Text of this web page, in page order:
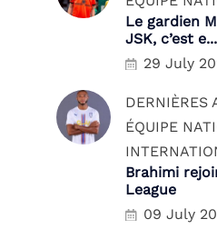
Le gardien
JSK, c’est e...
29 July
DERNIÈRES
ÉQUIPE
Brahimi
League
09 July